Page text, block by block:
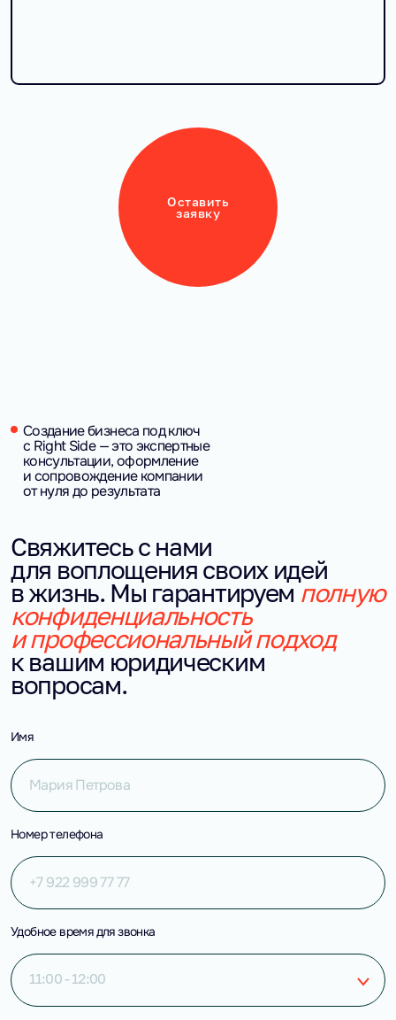
Оставить
заявку
Создание бизнеса под ключ
с Right Side — это экспертные
консультации, оформление
и сопровождение компании
от нуля до результата
Свяжитесь с нами
для воплощения своих идей
в жизнь. Мы гарантируемполную
конфиденциальность
и профессиональный подход
к вашим юридическим
вопросам.
Имя
Номер телефона
Удобное время для звонка
11:00 - 12:00